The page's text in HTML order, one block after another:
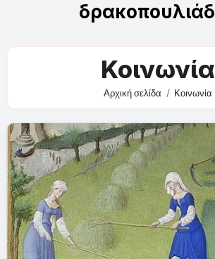
Κοινωνία
Αρχική σελίδα Κοινωνία